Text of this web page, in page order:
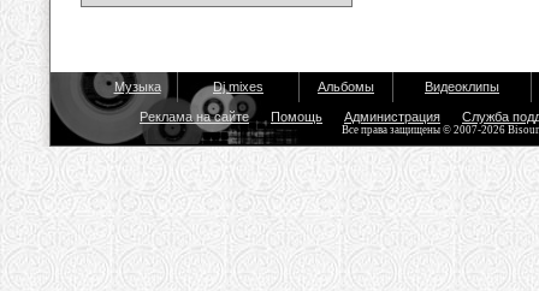
Музыка Dj mixes Альбомы Видеоклипы
Реклама на сайте Помощь Администрация Служба
Все права защищены © 2007-2026